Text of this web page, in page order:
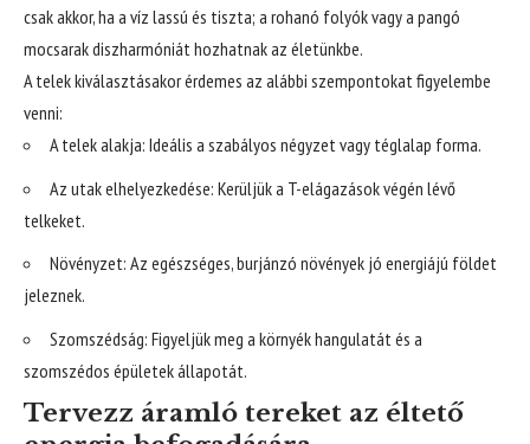
csak akkor, ha a víz lassú és tiszta; a rohanó folyók vagy a pangó
mocsarak diszharmóniát hozhatnak az életünkbe.
A telek kiválasztásakor érdemes az alábbi szempontokat figyelembe
venni:
A telek alakja: Ideális a szabályos négyzet vagy téglalap forma.
Az utak elhelyezkedése: Kerüljük a T-elágazások végén lévő
telkeket.
Növényzet: Az egészséges, burjánzó növények jó energiájú földet
jeleznek.
Szomszédság: Figyeljük meg a környék hangulatát és a
szomszédos épületek állapotát.
Tervezz áramló tereket az éltető